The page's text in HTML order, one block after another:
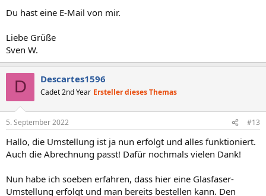
Du hast eine E-Mail von mir.
Liebe Grüße
Sven W.
D Descartes1596
Cadet 2nd Year Ersteller dieses Themas
5. September 2022 #13
Hallo, die Umstellung ist ja nun erfolgt und alles funktioniert.
Auch die Abrechnung passt! Dafür nochmals vielen Dank!
Nun habe ich soeben erfahren, dass hier eine Glasfaser-
Umstellung erfolgt und man bereits bestellen kann. Den